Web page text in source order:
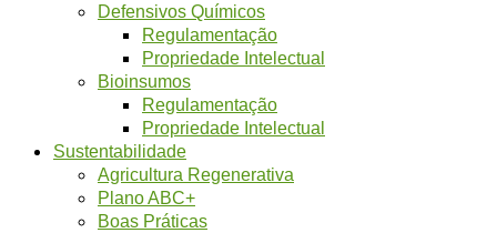
Defensivos Químicos
Regulamentação
Propriedade Intelectual
Bioinsumos
Regulamentação
Propriedade Intelectual
Sustentabilidade
Agricultura Regenerativa
Plano ABC+
Boas Práticas